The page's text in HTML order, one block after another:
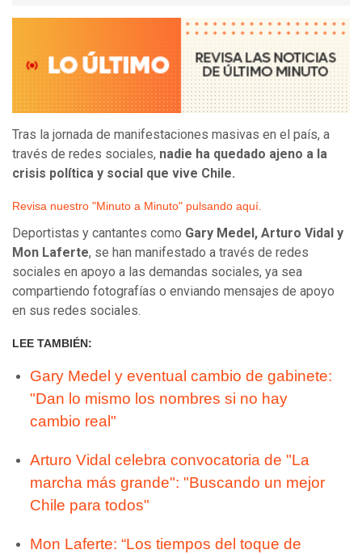
Tras la jornada de manifestaciones masivas en el país, a
través de redes sociales, nadie ha quedado ajeno a la
crisis política y social que vive Chile.
Revisa nuestro "Minuto a Minuto" pulsando aquí.
Deportistas y cantantes como Gary Medel, Arturo Vidal y
Mon Laferte, se han manifestado a través de redes
sociales en apoyo a las demandas sociales, ya sea
compartiendo fotografías o enviando mensajes de apoyo
en sus redes sociales.
LEE TAMBIÉN:
Gary Medel y eventual cambio de gabinete:
"Dan lo mismo los nombres si no hay
cambio real"
Arturo Vidal celebra convocatoria de "La
marcha más grande": "Buscando un mejor
Chile para todos"
Mon Laferte: “Los tiempos del toque de